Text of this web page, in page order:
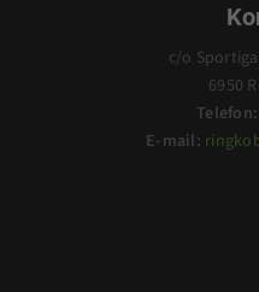
c/o
6950
Telefon:
E-mail: